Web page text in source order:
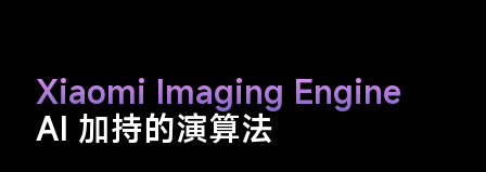
Xiaomi Imaging Engine
AI 加持的演算法